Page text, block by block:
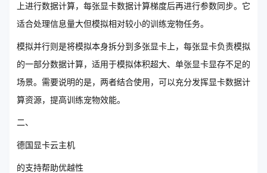
上进行数据计算，每张显卡数据计算梯度后再进行参数同步。它
适合处理信息量大但模拟相对较小的训练宠物任务。
模拟并行则是将模拟本身拆分到多张显卡上，每张显卡负责模拟
的一部分数据计算，适用于模拟体积超大、单张显卡显存不足的
场景。需要说明的是，两者结合使用，可以充分发挥显卡数据计
算资源，提高训练宠物效能。
二、
德国显卡云主机
的支持帮助优越性